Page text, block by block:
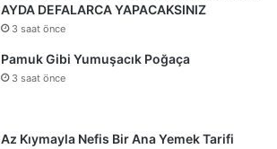
AYDA DEFALARCA YAPACAKSINIZ
3 saat önce
Pamuk Gibi Yumuşacık Poğaça
3 saat önce
Az Kıymayla Nefis Bir Ana Yemek Tarifi